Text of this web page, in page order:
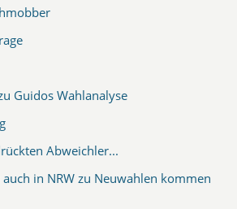
Guidos Wahlanalyse
Abweichler...
auch in NRW zu Neuwahlen kommen